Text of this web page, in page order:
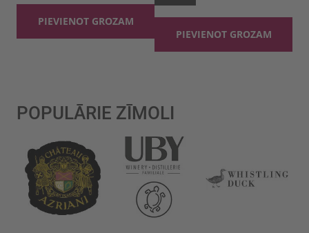
PIEVIENOT GROZAM
PIEVIENOT GROZAM
POPULĀRIE ZĪMOLI